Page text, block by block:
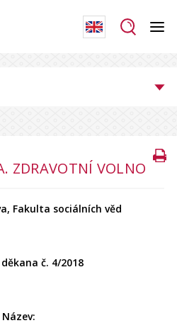
ZDRAVOTNÍ VOLNO
Fakulta sociálních věd
č. 4/2018
Název: